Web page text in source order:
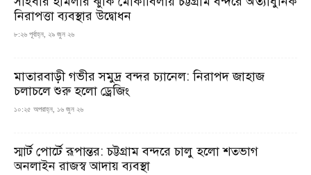
নিরাপত্তা ব্যবস্থার উদ্বোধন
৮:২৬ পূর্বাহ্ন, ২৯ জুন ২৬
মাতারবাড়ী গভীর সমুদ্র বন্দর চ্যানেল: নিরাপদ জাহাজ
চলাচলে শুরু হলো ড্রেজিং
১০:২৫ অপরাহ্ন, ১৬ জুন ২৬
স্মার্ট পোর্টে রূপান্তর: চট্টগ্রাম বন্দরে চালু হলো শতভাগ
অনলাইন রাজস্ব আদায় ব্যবস্থা